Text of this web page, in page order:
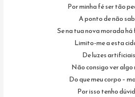
Por minha fé ser tão
A ponto de não
Se na tua nova morada
Limito-me a esta
De luzes
Não consigo ver algo
Do que meu corpo –
Por isso tenho